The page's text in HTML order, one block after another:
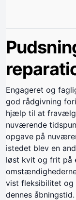
Engageret og
god rådgivning
hjælp til at
nuværende
opgave på
istedet blev en
løst kvit og frit på
vist fleksibilitet
dennes åbningstid.